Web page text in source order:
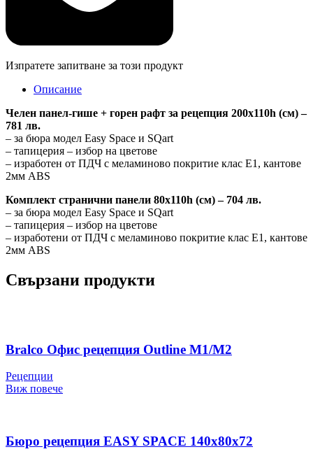
Изпратете запитване за този продукт
Описание
Челен панел-гише + горен рафт за рецепция 200х110h (см) –
781 лв.
– за бюра модел Easy Space и SQart
– тапицерия – избор на цветове
– изработен от ПДЧ с меламиново покритие клас Е1, кантове
2мм ABS
Комплект странични панели 80х110h (см) – 704 лв.
– за бюра модел Easy Space и SQart
– тапицерия – избор на цветове
– изработени от ПДЧ с меламиново покритие клас Е1, кантове
2мм ABS
Свързани продукти
Bralco Офис рецепция Outline M1/M2
Рецепции
Виж повече
Бюро рецепция EASY SPACE 140х80х72